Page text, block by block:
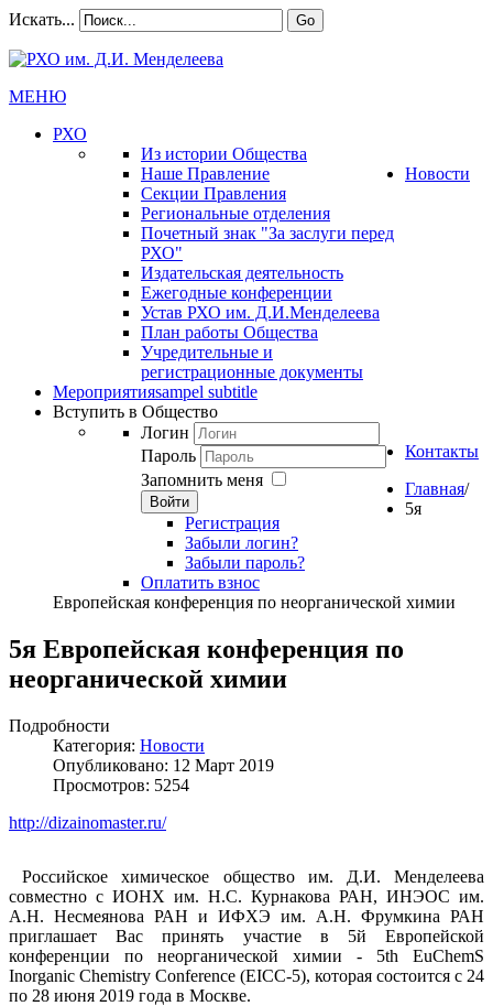
Искать... Go
МЕНЮ
РХО
Из истории Общества
Наше Правление
Секции Правления
Региональные отделения
Почетный знак "За заслуги перед
РХО"
Издательская деятельность
Ежегодные конференции
Устав РХО им. Д.И.Менделеева
План работы Общества
Учредительные и
регистрационные документы
Новости
Мероприятияsampel subtitle
Вступить в Общество
Логин
Пароль
Запомнить меня
Войти
Регистрация
Забыли логин?
Забыли пароль?
Оплатить взнос
Контакты
Главная/
5я
Европейская конференция по неорганической химии
5я Европейская конференция по
неорганической химии
Подробности
Категория: Новости
Опубликовано: 12 Март 2019
Просмотров: 5254
http://dizainomaster.ru/
Российское химическое общество им. Д.И. Менделеева
совместно с ИОНХ им. Н.С. Курнакова РАН, ИНЭОС им.
А.Н. Несмеянова РАН и ИФХЭ им. А.Н. Фрумкина РАН
приглашает Вас принять участие в 5й Европейской
конференции по неорганической химии - 5th EuChemS
Inorganic Chemistry Conference (EICC-5), которая состоится с 24
по 28 июня 2019 года в Москве.